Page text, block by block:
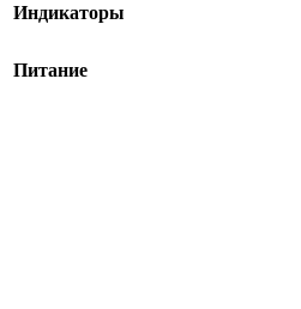
Индикаторы
Питание